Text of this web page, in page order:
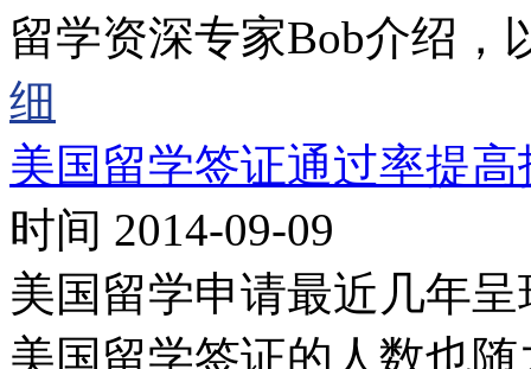
留学资深专家Bob介绍，
细
美国留学签证通过率提高
时间 2014-09-09
美国留学申请最近几年
美国留学签证的人数也